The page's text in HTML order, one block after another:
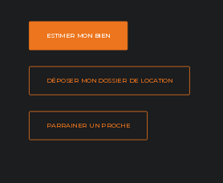
ESTIMER MON BIEN
DÉPOSER MON DOSSIER DE LOCATION
PARRAINER UN PROCHE